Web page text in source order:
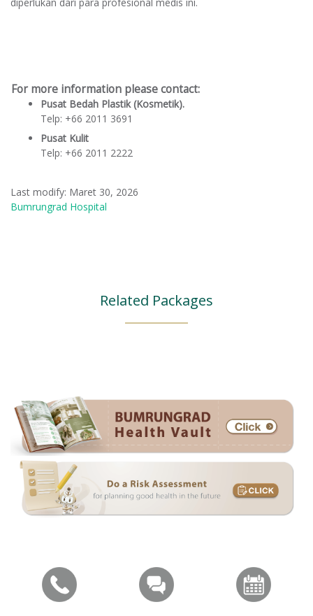
For more information please contact:
Pusat Bedah Plastik (Kosmetik).
Telp: +66 2011 3691
Pusat Kulit
Telp: +66 2011 2222
Last modify: Maret 30, 2026
Bumrungrad Hospital
Related Packages